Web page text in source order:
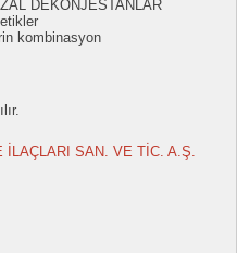
DEKONJESTANLAR
kombinasyon
İLAÇLARI SAN. VE TİC. A.Ş.